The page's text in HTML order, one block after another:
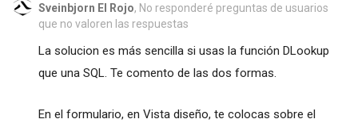
Sveinbjorn El Rojo, No responderé preguntas de usuarios
que no valoren las respuestas
La solucion es más sencilla si usas la función DLookup
que una SQL. Te comento de las dos formas.
En el formulario, en Vista diseño, te colocas sobre el